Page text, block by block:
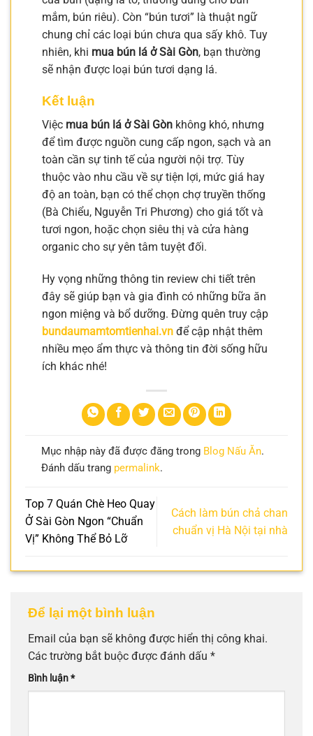
mắm, bún riêu). Còn “bún tươi” là thuật ngữ
chung chỉ các loại bún chưa qua sấy khô. Tuy
nhiên, khi mua bún lá ở Sài Gòn, bạn thường
sẽ nhận được loại bún tươi dạng lá.
Kết luận
Việc mua bún lá ở Sài Gòn không khó, nhưng
để tìm được nguồn cung cấp ngon, sạch và an
toàn cần sự tinh tế của người nội trợ. Tùy
thuộc vào nhu cầu về sự tiện lợi, mức giá hay
độ an toàn, bạn có thể chọn chợ truyền thống
(Bà Chiểu, Nguyễn Tri Phương) cho giá tốt và
tươi ngon, hoặc chọn siêu thị và cửa hàng
organic cho sự yên tâm tuyệt đối.
Hy vọng những thông tin review chi tiết trên
đây sẽ giúp bạn và gia đình có những bữa ăn
ngon miệng và bổ dưỡng. Đừng quên truy cập
bundaumamtomtienhai.vn để cập nhật thêm
nhiều mẹo ẩm thực và thông tin đời sống hữu
ích khác nhé!
Mục nhập này đã được đăng trong Blog Nấu Ăn.
Đánh dấu trang permalink.
Top 7 Quán Chè Heo Quay
Ở Sài Gòn Ngon “Chuẩn
Vị” Không Thể Bỏ Lỡ
Cách làm bún chả chan
chuẩn vị Hà Nội tại nhà
Để lại một bình luận
Email của bạn sẽ không được hiển thị công khai.
Các trường bắt buộc được đánh dấu *
Bình luận*